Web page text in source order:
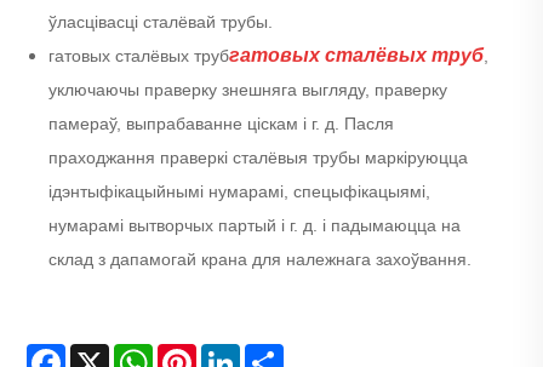
ўласцівасці сталёвай трубы.
гатовых сталёвых трубгатовых сталёвых труб,
уключаючы праверку знешняга выгляду, праверку
памераў, выпрабаванне ціскам і г. д. Пасля
праходжання праверкі сталёвыя трубы маркіруюцца
ідэнтыфікацыйнымі нумарамі, спецыфікацыямі,
нумарамі вытворчых партый і г. д. і падымаюцца на
склад з дапамогай крана для належнага захоўвання.
Facebook
X WhatsAppPinterestLinkedIn